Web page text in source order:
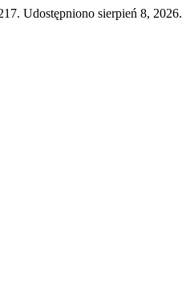
Udostępniono sierpień 8, 2026.